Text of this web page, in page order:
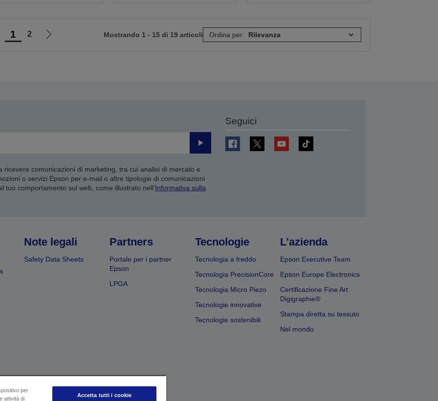
1 2
Vai
Mostrando 1 - 15 di 19 articoli Ordina per:
Invia
comunicazioni di marketing, tra cui analisi di mercato e
o servizi Epson per e-mail o altre tipologie di comunicazioni
comportamento sul web, come illustrato nell’Informativa sulla
Seguici
Note legali
Safety Data Sheets
Partners
Portale per i partner
Epson
LPGA
Tecnologie
Tecnologia a freddo
Tecnologia PrecisionCore
Tecnologia Micro Piezo
Tecnologie innovative
Tecnologie sostenibili
L’azienda
Epson Executive Team
Epson Europe Electronics
Certificazione Fine Art
Digigraphie®
Stampa diretta su tessuto
Nel mondo
per
attività di
Accetta tutti i cookie